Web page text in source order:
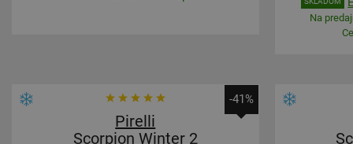
Na
-41%
Pirelli
Scorpion Winter 2